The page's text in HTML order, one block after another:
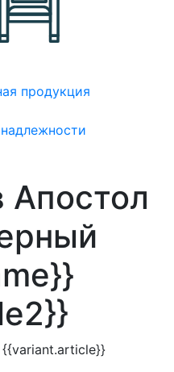
продукция
Апостол
{{variant.article}}